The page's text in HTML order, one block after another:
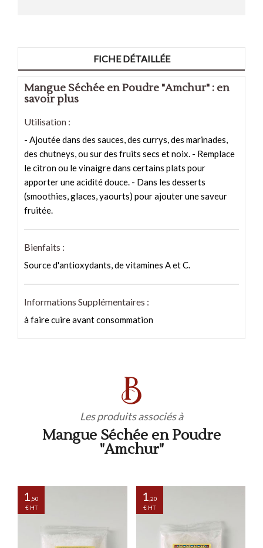
FICHE DÉTAILLÉE
Mangue Séchée en Poudre "Amchur" : en
savoir plus
Utilisation :
- Ajoutée dans des sauces, des currys, des marinades,
des chutneys, ou sur des fruits secs et noix. - Remplace
le citron ou le vinaigre dans certains plats pour
apporter une acidité douce. - Dans les desserts
(smoothies, glaces, yaourts) pour ajouter une saveur
fruitée.
Bienfaits :
Source d'antioxydants, de vitamines A et C.
Informations Supplémentaires :
à faire cuire avant consommation
Les produits associés à
Mangue Séchée en Poudre
"Amchur"
1,50
€ HT
1,20
€ HT